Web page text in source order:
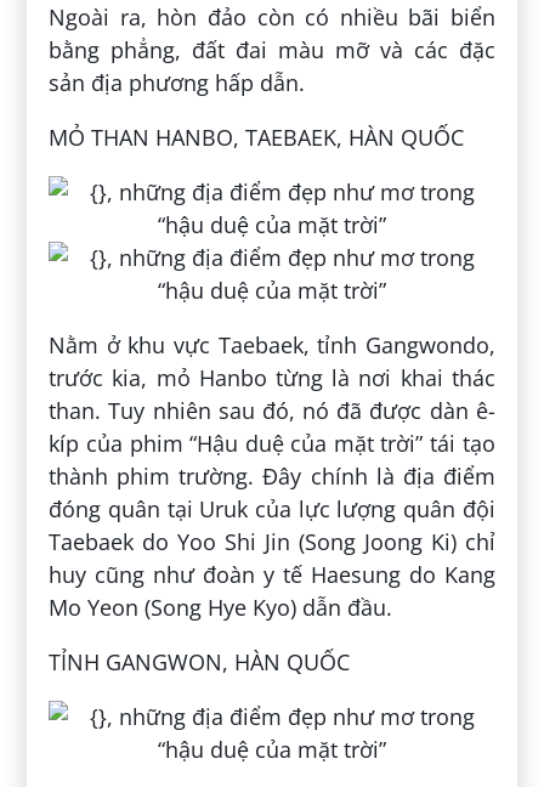
Ngoài ra, hòn đảo còn có nhiều bãi biển
bằng phẳng, đất đai màu mỡ và các đặc
sản địa phương hấp dẫn.
MỎ THAN HANBO, TAEBAEK, HÀN QUỐC
Nằm ở khu vực Taebaek, tỉnh Gangwondo,
trước kia, mỏ Hanbo từng là nơi khai thác
than. Tuy nhiên sau đó, nó đã được dàn ê-
kíp của phim “Hậu duệ của mặt trời” tái tạo
thành phim trường. Đây chính là địa điểm
đóng quân tại Uruk của lực lượng quân đội
Taebaek do Yoo Shi Jin (Song Joong Ki) chỉ
huy cũng như đoàn y tế Haesung do Kang
Mo Yeon (Song Hye Kyo) dẫn đầu.
TỈNH GANGWON, HÀN QUỐC